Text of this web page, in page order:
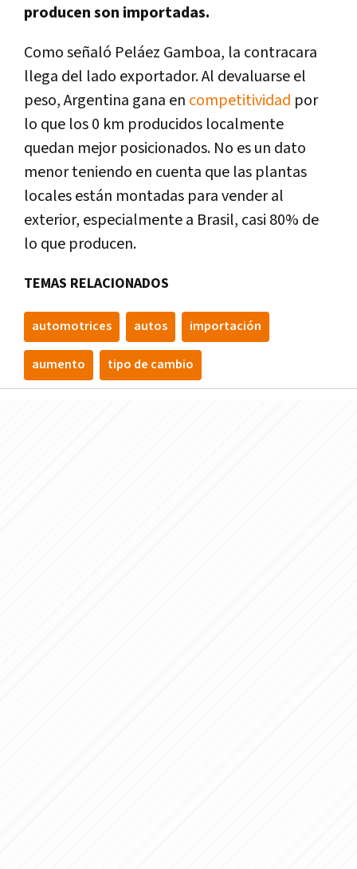
producen son importadas.
Como señaló Peláez Gamboa, la contracara
llega del lado exportador. Al devaluarse el
peso, Argentina gana en competitividad por
lo que los 0 km producidos localmente
quedan mejor posicionados. No es un dato
menor teniendo en cuenta que las plantas
locales están montadas para vender al
exterior, especialmente a Brasil, casi 80% de
lo que producen.
TEMAS RELACIONADOS
automotrices autos importación
aumento tipo de cambio